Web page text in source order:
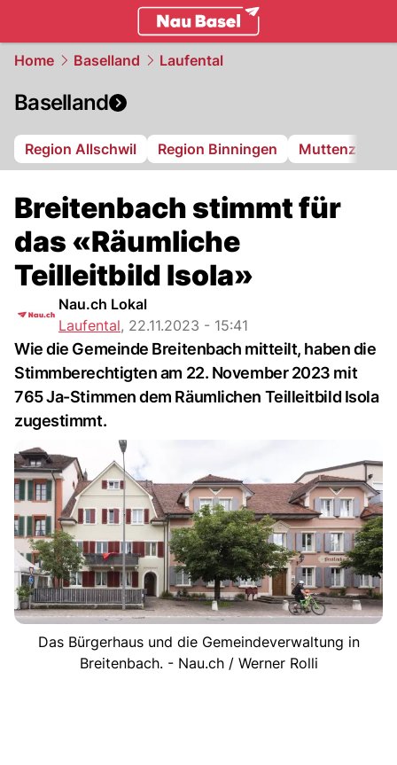
Home Baselland Laufental
Baselland
Region Allschwil Region Binningen Muttenz
Breitenbach stimmt für
das «Räumliche
Teilleitbild Isola»
Nau.ch Lokal
Laufental, 22.11.2023 - 15:41
Wie die Gemeinde Breitenbach mitteilt, haben die
Stimmberechtigten am 22. November 2023 mit
765 Ja-Stimmen dem Räumlichen Teilleitbild Isola
zugestimmt.
Das Bürgerhaus und die Gemeindeverwaltung in
Breitenbach. - Nau.ch / Werner Rolli